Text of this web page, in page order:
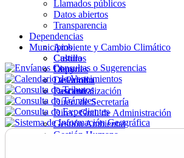
Llamados públicos
Datos abiertos
Transparencia
Dependencias
Ambiente y Cambio Climático
Cultura
Deportes
Desarrollo
Descentralización
Direc. de Secretaría
Direc. Gral. de Administración
Gestión Ambiental
Gestión Humana
Municipios
Castillos
Chuy
La Paloma
Lascano